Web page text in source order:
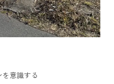
意識する